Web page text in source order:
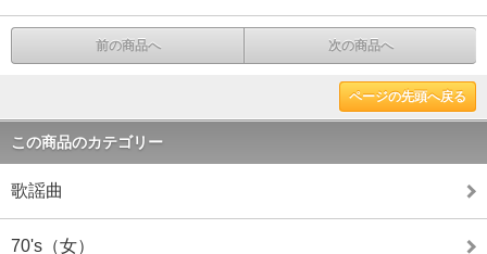
前の商品へ 次の商品へ
ページの先頭へ戻る
この商品のカテゴリー
歌謡曲
70's（女）